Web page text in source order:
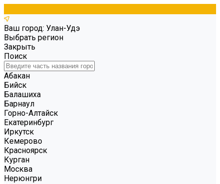
Ваш город: Улан-Удэ
Выбрать регион
Закрыть
Поиск
Абакан
Бийск
Балашиха
Барнаул
Горно-Алтайск
Екатеринбург
Иркутск
Кемерово
Красноярск
Курган
Москва
Нерюнгри